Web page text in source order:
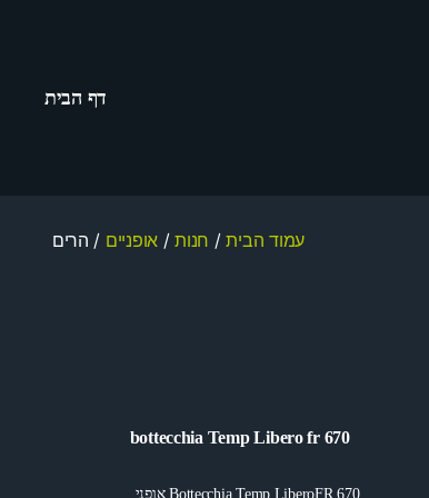
דף הבית
עמוד הבית/ חנות/ אופניים / הרים
bottecchia Temp Libero fr 670
Bottecchia Temp LiberoFR 670 אופני…